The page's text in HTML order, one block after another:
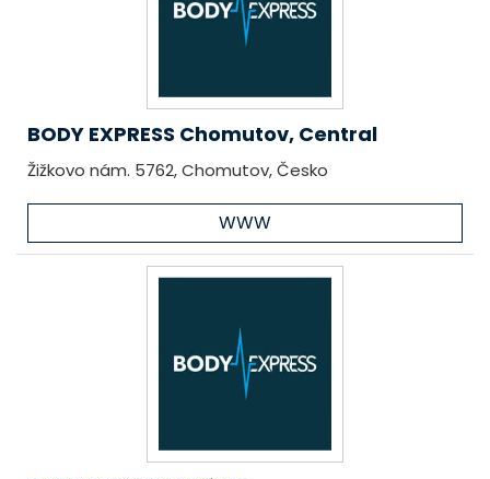
BODY EXPRESS Chomutov, Central
Žižkovo nám. 5762, Chomutov, Česko
WWW